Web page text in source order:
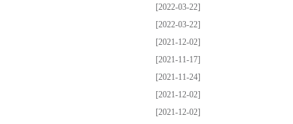
[2022-03-22]
[2022-03-22]
[2021-12-02]
[2021-11-17]
[2021-11-24]
[2021-12-02]
[2021-12-02]